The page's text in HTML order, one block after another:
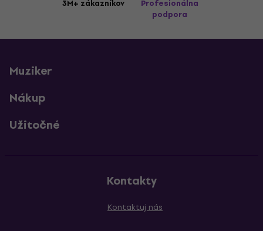
3M+ zákazníkov
Profesionálna
podpora
Muziker
Nákup
Užitočné
Kontakty
Kontaktuj nás